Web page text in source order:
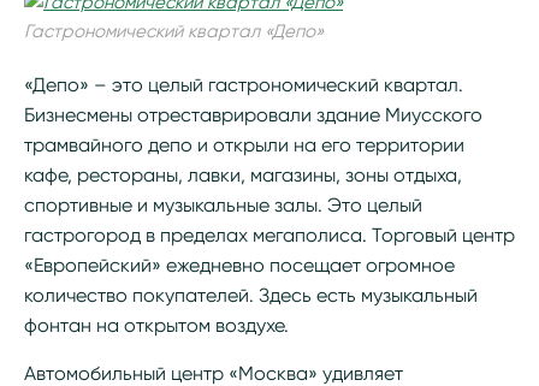
Гастрономический квартал «Депо»
«Депо» – это целый гастрономический квартал.
Бизнесмены отреставрировали здание Миусского
трамвайного депо и открыли на его территории
кафе, рестораны, лавки, магазины, зоны отдыха,
спортивные и музыкальные залы. Это целый
гастрогород в пределах мегаполиса. Торговый центр
«Европейский» ежедневно посещает огромное
количество покупателей. Здесь есть музыкальный
фонтан на открытом воздухе.
Автомобильный центр «Москва» удивляет